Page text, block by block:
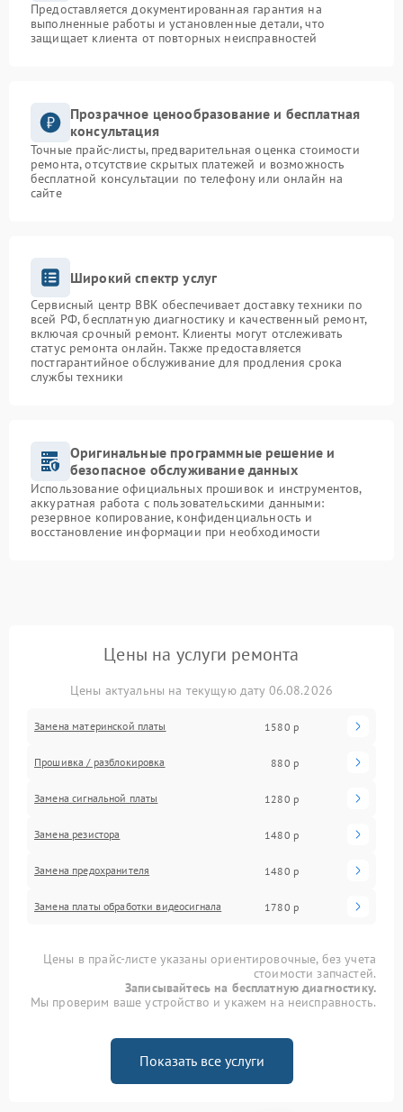
Предоставляется документированная гарантия на
выполненные работы и установленные детали, что
защищает клиента от повторных неисправностей
Прозрачное ценообразование и бесплатная
консультация
Точные прайс-листы, предварительная оценка стоимости
ремонта, отсутствие скрытых платежей и возможность
бесплатной консультации по телефону или онлайн на
сайте
Широкий спектр услуг
Сервисный центр BBK обеспечивает доставку техники по
всей РФ, бесплатную диагностику и качественный ремонт,
включая срочный ремонт. Клиенты могут отслеживать
статус ремонта онлайн. Также предоставляется
постгарантийное обслуживание для продления срока
службы техники
Оригинальные программные решение и
безопасное обслуживание данных
Использование официальных прошивок и инструментов,
аккуратная работа с пользовательскими данными:
резервное копирование, конфиденциальность и
восстановление информации при необходимости
Цены на услуги ремонта
Цены актуальны на текущую дату 06.08.2026
Замена материнской платы 1580 р
Прошивка / разблокировка 880 р
Замена сигнальной платы 1280 р
Замена резистора 1480 р
Замена предохранителя 1480 р
Замена платы обработки видеосигнала 1780 р
Цены в прайс-листе указаны ориентировочные, без учета
стоимости запчастей.
Записывайтесь на бесплатную диагностику.
Мы проверим ваше устройство и укажем на неисправность.
Показать все услуги